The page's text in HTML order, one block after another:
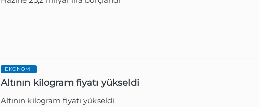
Gözlem Gazetesi
EKONOMI
Altının kilogram fiyatı yükseldi
Altının kilogram fiyatı yükseldi